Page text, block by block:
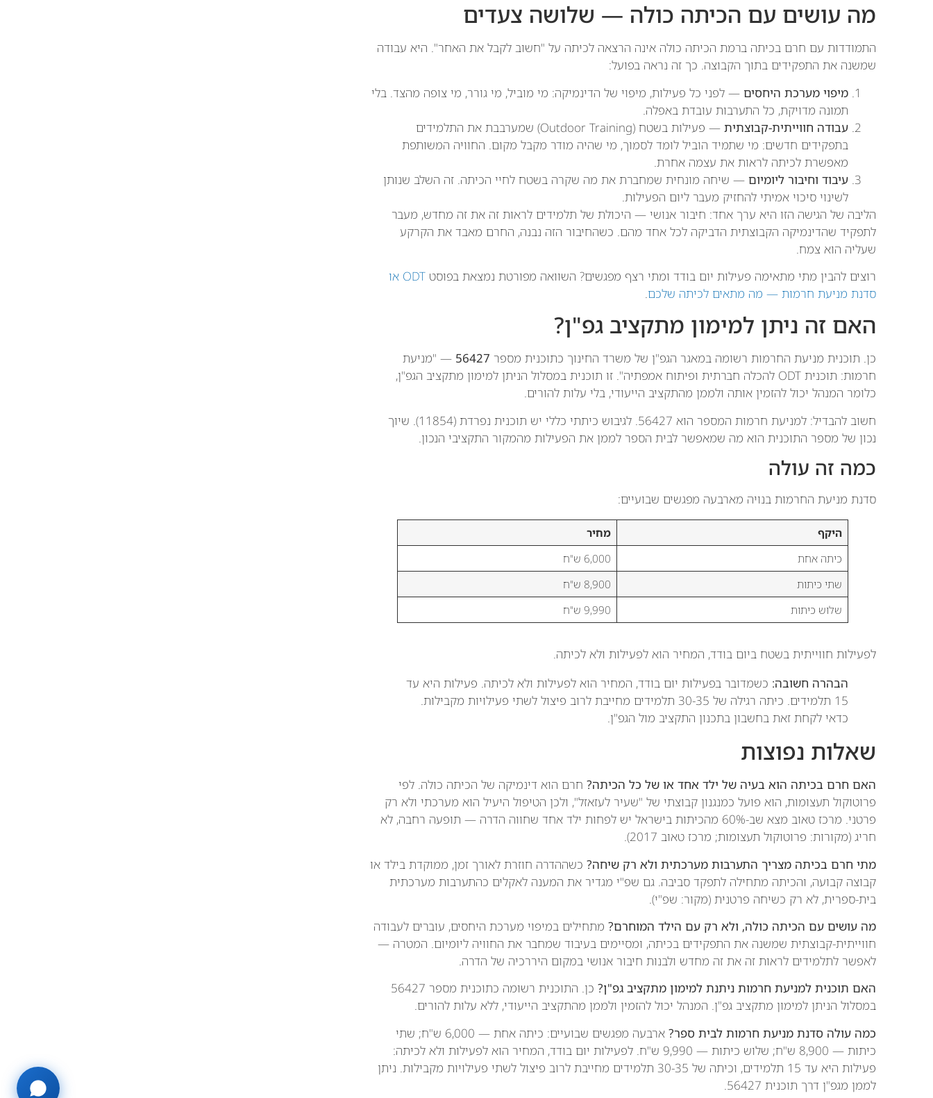
מה עושים עם הכיתה כולה — שלושה צעדים
התמודדות עם חרם בכיתה ברמת הכיתה כולה אינה הרצאה לכיתה על "חשוב לקבל את האחר". היא עבודה
שמשנה את התפקידים בתוך הקבוצה. כך זה נראה בפועל:
מיפוי מערכת היחסים — לפני כל פעילות, מיפוי של הדינמיקה: מי מוביל, מי גורר, מי צופה מהצד. בלי
תמונה מדויקת, כל התערבות עובדת באפלה.
עבודה חווייתית-קבוצתית
— פעילות בשטח (Outdoor Training) שמערבבת את התלמידים
בתפקידים חדשים: מי שתמיד הוביל לומד לסמוך, מי שהיה מודר מקבל מקום. החוויה המשותפת
מאפשרת לכיתה לראות את עצמה אחרת.
עיבוד וחיבור ליומיום — שיחה מונחית שמחברת את מה שקרה בשטח לחיי הכיתה. זה השלב שנותן
לשינוי סיכוי אמיתי להחזיק מעבר ליום הפעילות.
הליבה של הגישה הזו היא ערך אחד: חיבור אנושי — היכולת של תלמידים לראות זה את זה מחדש, מעבר
לתפקיד שהדינמיקה הקבוצתית הדביקה לכל אחד מהם. כשהחיבור הזה נבנה, החרם מאבד את הקרקע
שעליה הוא צמח.
רוצים להבין מתי מתאימה פעילות יום בודד ומתי רצף מפגשים? השוואה מפורטת נמצאת בפוסט
ODT או
סדנת מניעת חרמות — מה מתאים לכיתה שלכם.
האם זה ניתן למימון מתקציב גפ"ן?
כן. תוכנית מניעת החרמות רשומה במאגר הגפ"ן של משרד החינוך כתוכנית מספר 56427 — "מניעת
חרמות: תוכנית ODT להכלה חברתית ופיתוח אמפתיה". זו תוכנית במסלול הניתן למימון מתקציב הגפ"ן,
כלומר המנהל יכול להזמין אותה ולממן מהתקציב הייעודי, בלי עלות להורים.
חשוב להבדיל: למניעת חרמות המספר הוא 56427. לגיבוש כיתתי כללי יש תוכנית נפרדת (11854). שיוך
נכון של מספר התוכנית הוא מה שמאפשר לבית הספר לממן את הפעילות מהמקור התקציבי הנכון.
כמה זה עולה
סדנת מניעת החרמות בנויה מארבעה מפגשים שבועיים:
היקף
מחיר
כיתה אחת
6,000 ש"ח
שתי כיתות
8,900 ש"ח
שלוש כיתות
9,990 ש"ח
לפעילות חווייתית בשטח ביום בודד, המחיר הוא לפעילות ולא לכיתה.
הבהרה חשובה: כשמדובר בפעילות יום בודד, המחיר הוא לפעילות ולא לכיתה. פעילות היא עד
15 תלמידים. כיתה רגילה של 30-35 תלמידים מחייבת לרוב פיצול לשתי פעילויות מקבילות.
כדאי לקחת זאת בחשבון בתכנון התקציב מול הגפ"ן.
שאלות נפוצות
האם חרם בכיתה הוא בעיה של ילד אחד או של כל הכיתה? חרם הוא דינמיקה של הכיתה כולה. לפי
פרוטוקול תעצומות, הוא פועל כמנגנון קבוצתי של "שעיר לעזאזל", ולכן הטיפול היעיל הוא מערכתי ולא רק
פרטני. מרכז טאוב מצא שב-60% מהכיתות בישראל יש לפחות ילד אחד שחווה הדרה — תופעה רחבה, לא
חריג (מקורות: פרוטוקול תעצומות; מרכז טאוב 2017).
מתי חרם בכיתה מצריך התערבות מערכתית ולא רק שיחה? כשההדרה חוזרת לאורך זמן, ממוקדת בילד או
קבוצה קבועה, והכיתה מתחילה לתפקד סביבה. גם שפ"י מגדיר את המענה לאקלים כהתערבות מערכתית
בית-ספרית, לא רק כשיחה פרטנית (מקור: שפ"י).
מה עושים עם הכיתה כולה, ולא רק עם הילד המוחרם? מתחילים במיפוי מערכת היחסים, עוברים לעבודה
חווייתית-קבוצתית שמשנה את התפקידים בכיתה, ומסיימים בעיבוד שמחבר את החוויה ליומיום. המטרה —
לאפשר לתלמידים לראות זה את זה מחדש ולבנות חיבור אנושי במקום היררכיה של הדרה.
האם תוכנית למניעת חרמות ניתנת למימון מתקציב גפ"ן?
כן. התוכנית רשומה כתוכנית מספר 56427
במסלול הניתן למימון מתקציב גפ"ן. המנהל יכול להזמין ולממן מהתקציב הייעודי, ללא עלות להורים.
כמה עולה סדנת מניעת חרמות לבית ספר?
ארבעה מפגשים שבועיים: כיתה אחת — 6,000 ש"ח; שתי
כיתות — 8,900 ש"ח; שלוש כיתות — 9,990 ש"ח. לפעילות יום בודד, המחיר הוא לפעילות ולא לכיתה:
פעילות היא עד 15 תלמידים, וכיתה של 30-35 תלמידים מחייבת לרוב פיצול לשתי פעילויות מקבילות. ניתן
לממן מגפ"ן דרך תוכנית 56427.